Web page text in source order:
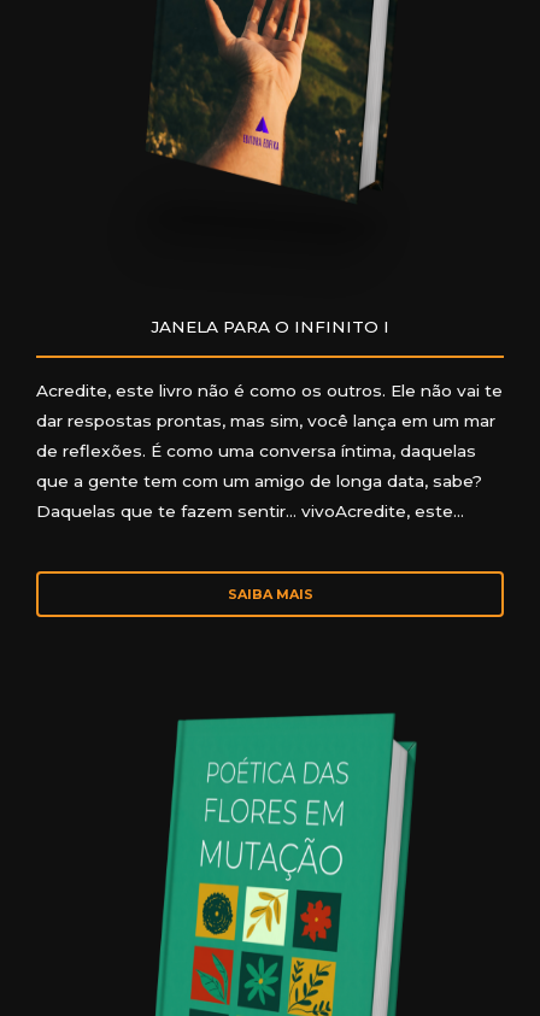
JANELA PARA O INFINITO I
Acredite, este livro não é como os outros. Ele não vai te
dar respostas prontas, mas sim, você lança em um mar
de reflexões. É como uma conversa íntima, daquelas
que a gente tem com um amigo de longa data, sabe?
Daquelas que te fazem sentir… vivoAcredite, este…
SAIBA MAIS